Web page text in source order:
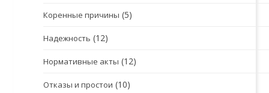
Коренные причины (5)
Надежность (12)
Нормативные акты (12)
Отказы и простои (10)